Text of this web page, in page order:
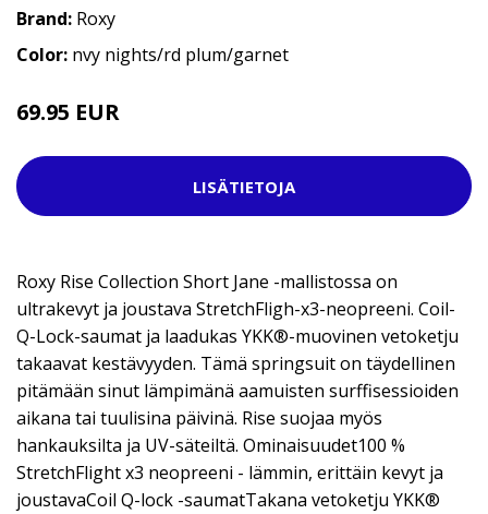
Brand: Roxy
Color: nvy nights/rd plum/garnet
69.95 EUR
LISÄTIETOJA
Roxy Rise Collection Short Jane -mallistossa on
ultrakevyt ja joustava StretchFligh-x3-neopreeni. Coil-
Q-Lock-saumat ja laadukas YKK®-muovinen vetoketju
takaavat kestävyyden. Tämä springsuit on täydellinen
pitämään sinut lämpimänä aamuisten surffisessioiden
aikana tai tuulisina päivinä. Rise suojaa myös
hankauksilta ja UV-säteiltä. Ominaisuudet100 %
StretchFlight x3 neopreeni - lämmin, erittäin kevyt ja
joustavaCoil Q-lock -saumatTakana vetoketju YKK®